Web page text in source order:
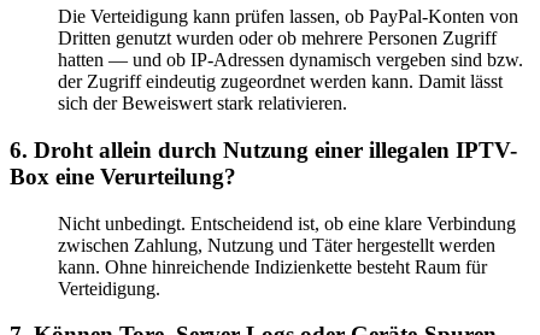
Die Verteidigung kann prüfen lassen, ob PayPal-Konten von
Dritten genutzt wurden oder ob mehrere Personen Zugriff
hatten — und ob IP-Adressen dynamisch vergeben sind bzw.
der Zugriff eindeutig zugeordnet werden kann. Damit lässt
sich der Beweiswert stark relativieren.
6. Droht allein durch Nutzung einer illegalen IPTV-
Box eine Verurteilung?
Nicht unbedingt. Entscheidend ist, ob eine klare Verbindung
zwischen Zahlung, Nutzung und Täter hergestellt werden
kann. Ohne hinreichende Indizienkette besteht Raum für
Verteidigung.